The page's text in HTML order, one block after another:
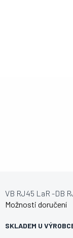
SKLADEM U
Možnosti doručení
VB RJ45 LaR -DB